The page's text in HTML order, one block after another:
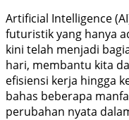
Artificial Intelligence
futuristik yang hanya
kini telah menjadi
hari, membantu kita
efisiensi kerja hingga
bahas beberapa
perubahan nyata